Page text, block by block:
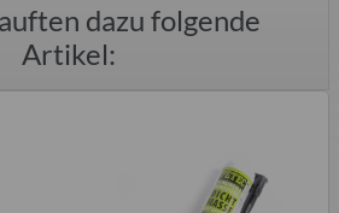
dazu folgende
Artikel: